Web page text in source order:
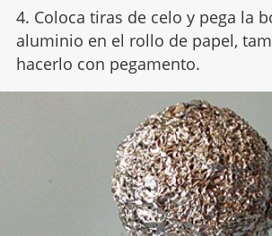
4. Coloca tiras de celo y pega la
aluminio en el rollo de papel,
hacerlo con pegamento.